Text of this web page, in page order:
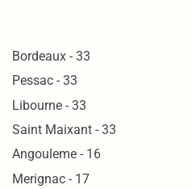
Bordeaux - 33
Pessac - 33
Libourne - 33
Saint Maixant - 33
Angouleme - 16
Merignac - 17